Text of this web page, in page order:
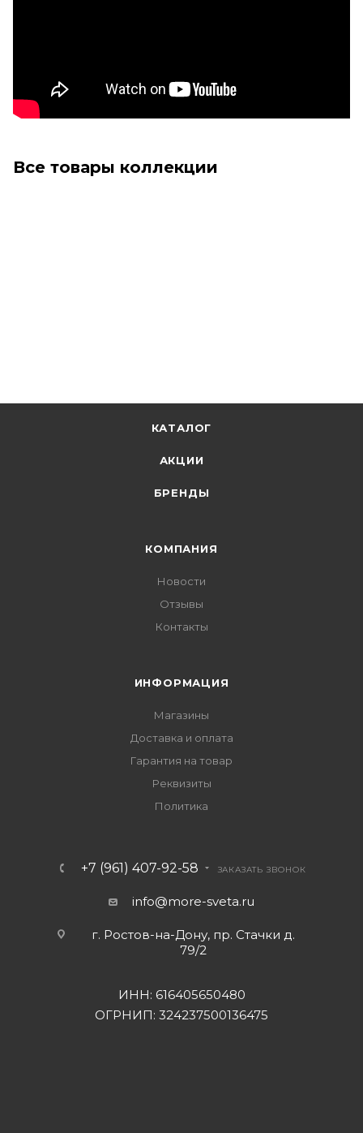
Все товары коллекции
КАТАЛОГ
АКЦИИ
БРЕНДЫ
КОМПАНИЯ
Новости
Отзывы
Контакты
ИНФОРМАЦИЯ
Магазины
Доставка и оплата
Гарантия на товар
Реквизиты
Политика
+7 (961) 407-92-58 ЗАКАЗАТЬ ЗВОНОК
info@more-sveta.ru
г. Ростов-на-Дону, пр. Стачки д.
79/2
ИНН: 616405650480
ОГРНИП: 324237500136475